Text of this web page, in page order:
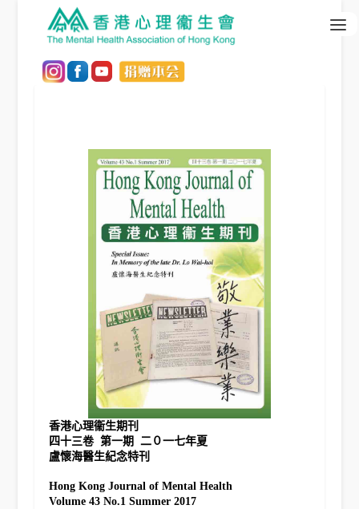
香港心理衞生期刊
四十三卷  第一期  二０一七年夏
Hong Kong Journal of Mental Health
Volume 43 No.1 Summer 2017